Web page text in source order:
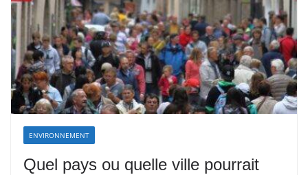
ENVIRONNEMENT
Quel pays ou quelle ville pourrait